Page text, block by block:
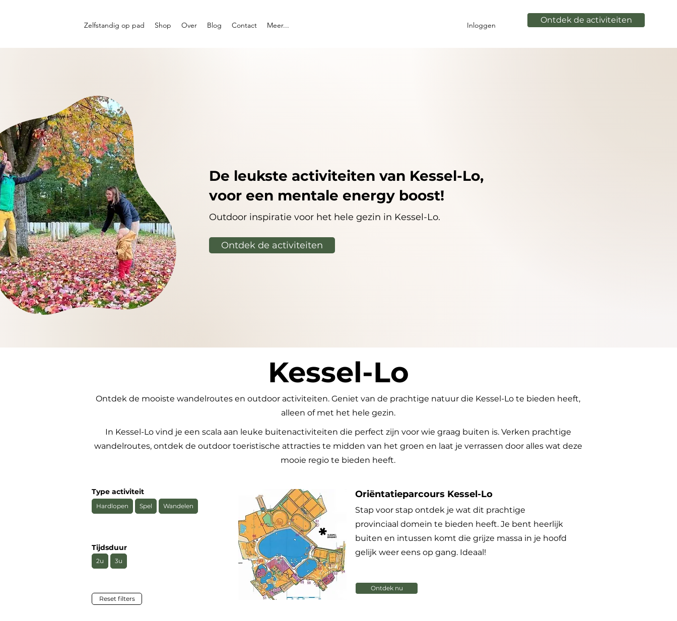
Zelfstandig op pad Shop Over Blog Contact Meer... Inloggen
Ontdek de activiteiten
De leukste activiteiten van Kessel-Lo,
voor een mentale energy boost!
Outdoor inspiratie voor het hele gezin in Kessel-Lo.
Ontdek de activiteiten
Kessel-Lo
Ontdek de mooiste wandelroutes en outdoor activiteiten. Geniet van de prachtige natuur die Kessel-Lo te bieden heeft,
alleen of met het hele gezin.
In Kessel-Lo vind je een scala aan leuke buitenactiviteiten die perfect zijn voor wie graag buiten is. Verken prachtige
wandelroutes, ontdek de outdoor toeristische attracties te midden van het groen en laat je verrassen door alles wat deze
mooie regio te bieden heeft.
Reset filters
Hardlopen Spel Wandelen
Type activiteit
Tijdsduur
2u 3u
Oriëntatieparcours Kessel-Lo
Stap voor stap ontdek je wat dit prachtige
provinciaal domein te bieden heeft. Je bent heerlijk
buiten en intussen komt die grijze massa in je hoofd
gelijk weer eens op gang. Ideaal!
Ontdek nu